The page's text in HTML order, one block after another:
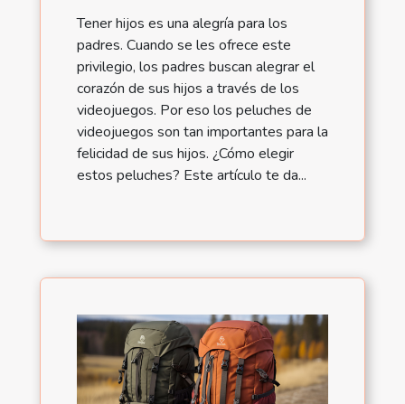
Tener hijos es una alegría para los
padres. Cuando se les ofrece este
privilegio, los padres buscan alegrar el
corazón de sus hijos a través de los
videojuegos. Por eso los peluches de
videojuegos son tan importantes para la
felicidad de sus hijos. ¿Cómo elegir
estos peluches? Este artículo te da...